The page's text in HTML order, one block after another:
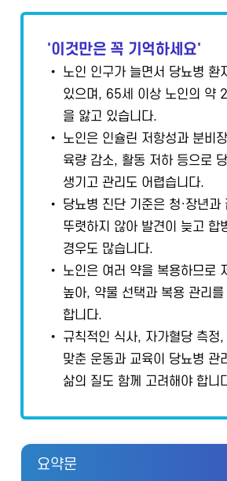
'이것만은 꼭 기억하세요'
• 노인 인구가 늘면서 당뇨병 환
있으며, 65세 이상 노인의 약
을 앓고 있습니다.
• 노인은 인슐린 저항성과 분비
육량 감소, 활동 저하 등으로
생기고 관리도 어렵습니다.
• 당뇨병 진단 기준은 청·장년과
뚜렷하지 않아 발견이 늦고 합
경우도 많습니다.
• 노인은 여러 약을 복용하므로
높아, 약물 선택과 복용 관리
합니다.
• 규칙적인 식사, 자가혈당 측정,
맞춘 운동과 교육이 당뇨병 관
삶의 질도 함께 고려해야 합니
요약문